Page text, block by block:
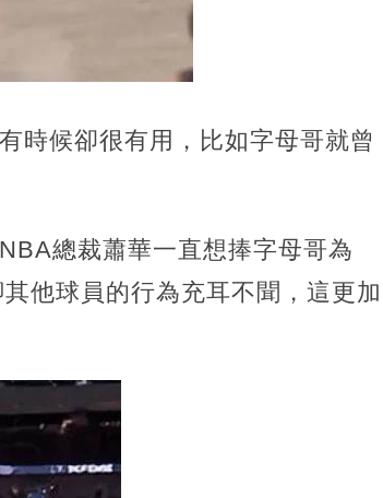
時候卻很有用，比如字母哥就曾
總裁蕭華一直想捧字母哥為
他球員的行為充耳不聞，這更加